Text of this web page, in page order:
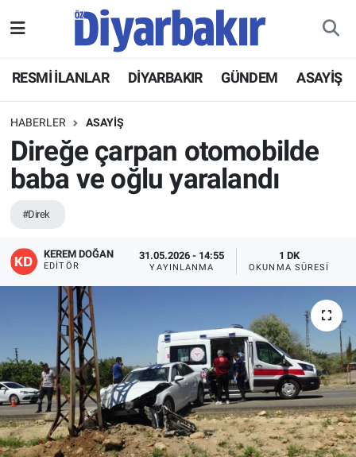
RESMİ İLANLAR DİYARBAKIR GÜNDEM ASAYİŞ
HABERLER ASAYİŞ
Direğe çarpan otomobilde
baba ve oğlu yaralandı
#Direk
KEREM DOĞAN
EDITÖR
31.05.2026 - 14:55
YAYINLANMA
1 DK
OKUNMA SÜRESI
ASAYİŞ
DİYARBAKIR
EKONOMİ
GÜNDEM
BÖLGE
DÜNYA
KÜLTÜR SANAT
EĞİTİM
ÖZEL HABER
Hava Durumu
Namaz Vakitleri
Trafik Durumu
Süper Lig Puan Durumu ve Fikstür
Tüm Manşetler
Son Dakika Haberleri
Haber Arşivi